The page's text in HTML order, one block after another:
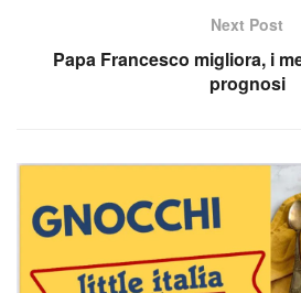
Next Post
Papa Francesco migliora, i
prognosi